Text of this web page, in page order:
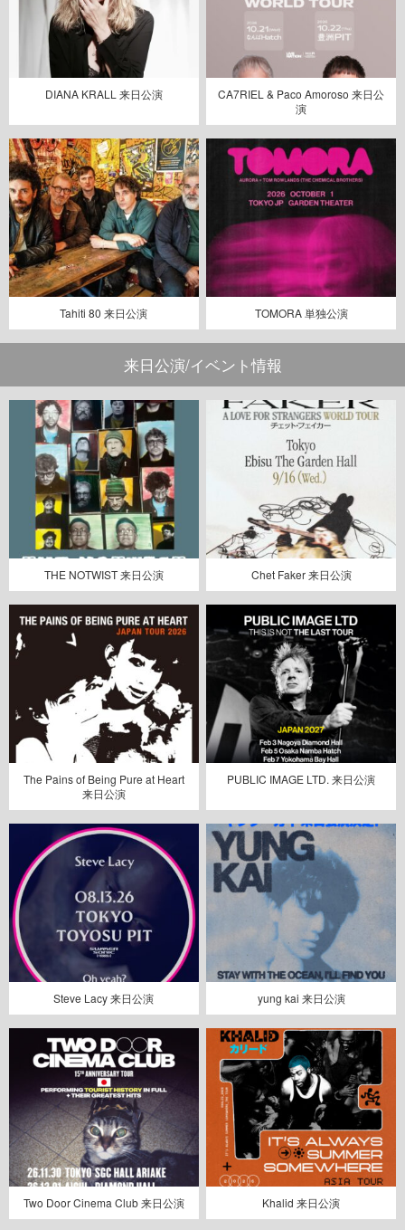
DIANA KRALL 来日公演
CA7RIEL & Paco Amoroso 来日公
演
Tahiti 80 来日公演 TOMORA 単独公演
来日公演/イベント情報
THE NOTWIST 来日公演 Chet Faker 来日公演
The Pains of Being Pure at Heart
来日公演
PUBLIC IMAGE LTD. 来日公演
Steve Lacy 来日公演 yung kai 来日公演
Two Door Cinema Club 来日公演 Khalid 来日公演